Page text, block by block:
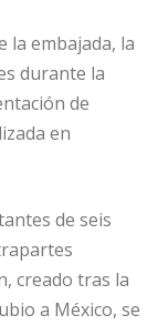
la embajada, la
durante la
de
en
de seis
creado tras la
a México, se